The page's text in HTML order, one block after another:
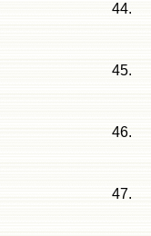
44.
45.
46.
47.